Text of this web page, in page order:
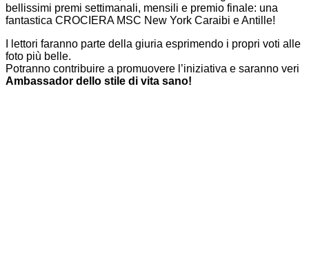
bellissimi premi settimanali, mensili e premio finale: una
fantastica CROCIERA MSC New York Caraibi e Antille!
I lettori faranno parte della giuria esprimendo i propri voti alle
foto più belle.
Potranno contribuire a promuovere l’iniziativa e saranno veri
Ambassador dello stile di vita sano!